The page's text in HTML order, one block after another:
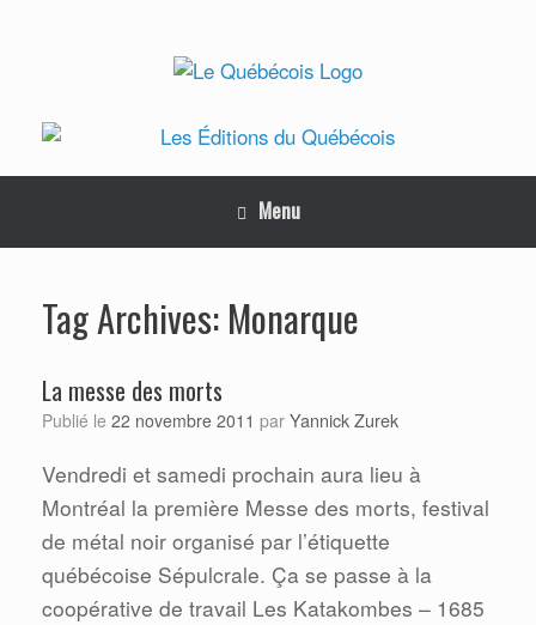
Menu
Tag Archives: Monarque
La messe des morts
Publié le 22 novembre 2011 par Yannick Zurek
Vendredi et samedi prochain aura lieu à
Montréal la première Messe des morts, festival
de métal noir organisé par l’étiquette
québécoise Sépulcrale. Ça se passe à la
coopérative de travail Les Katakombes – 1685